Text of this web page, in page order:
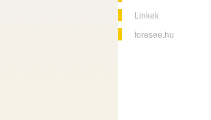
Linkek
foresee.hu